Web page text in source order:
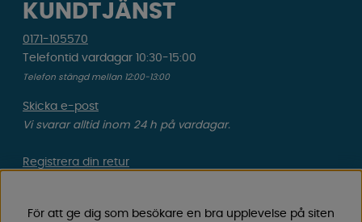
KUNDTJÄNST
0171-105570
Telefontid vardagar 10:30-15:00
Telefon stängd mellan 12:00-13:00
Skicka e-post
Vi svarar alltid inom 24 h på vardagar.
Registrera din retur
Registrera din reklamation
För att ge dig som besökare en bra upplevelse på siten